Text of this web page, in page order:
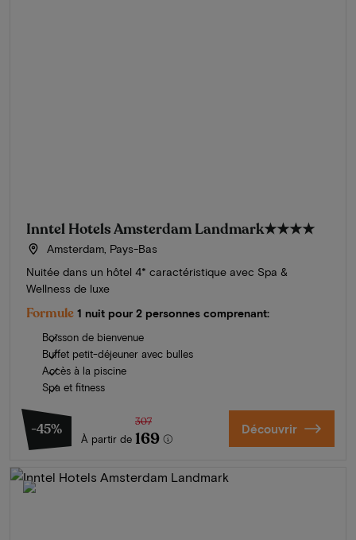
Inntel Hotels Amsterdam Landmark★★★★
Amsterdam, Pays-Bas
Nuitée dans un hôtel 4* caractéristique avec Spa &
Wellness de luxe
Formule 1 nuit pour 2 personnes comprenant:
Boisson de bienvenue
Buffet petit-déjeuner avec bulles
Accès à la piscine
Spa et fitness
-45%
À partir de
307
169 Découvrir